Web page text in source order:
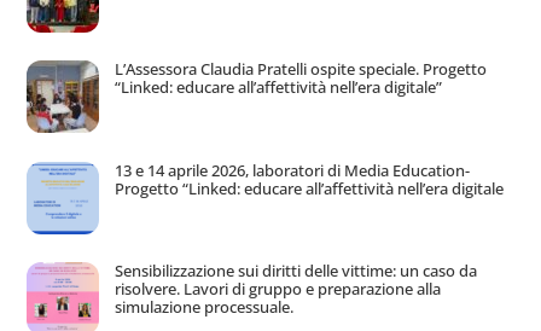
L’Assessora Claudia Pratelli ospite speciale. Progetto
“Linked: educare all’affettività nell’era digitale”
13 e 14 aprile 2026, laboratori di Media Education-
Progetto “Linked: educare all’affettività nell’era digitale
Sensibilizzazione sui diritti delle vittime: un caso da
risolvere. Lavori di gruppo e preparazione alla
simulazione processuale.